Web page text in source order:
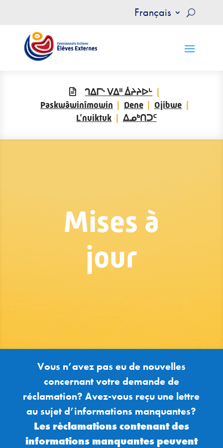
Français
ᒉᐃᒥᔅ ᐯᐃᐦ ᐄᔨᔨᐅᒡ
Paskwâwinîmowin
Dene
Ojibwe
L’nuiktuk
ᐃᓄᒃᑎᑐᑦ
Mises à
jour
Vous n’avez pas eu de nouvelles
concernant votredemande de
réclamation? Avez-vous reçu une lettre
au sujet d’informations manquantes?
Les réclamationscontenantdes
informations manquantes peuvent